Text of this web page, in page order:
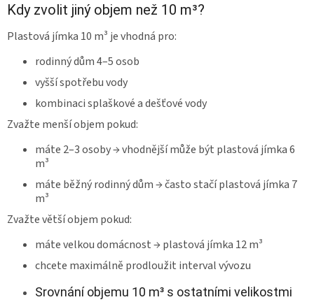
Kdy zvolit jiný objem než 10 m³?
Plastová jímka 10 m³ je vhodná pro:
rodinný dům 4–5 osob
vyšší spotřebu vody
kombinaci splaškové a dešťové vody
Zvažte menší objem pokud:
máte 2–3 osoby → vhodnější může být plastová jímka 6
m³
máte běžný rodinný dům → často stačí plastová jímka 7
m³
Zvažte větší objem pokud:
máte velkou domácnost → plastová jímka 12 m³
chcete maximálně prodloužit interval vývozu
Srovnání objemu 10 m³ s ostatními velikostmi